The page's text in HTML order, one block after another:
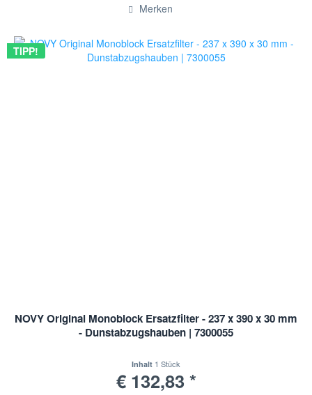
Merken
TIPP!
NOVY Original Monoblock Ersatzfilter - 237 x 390 x 30 mm
- Dunstabzugshauben | 7300055
Inhalt 1 Stück
€ 132,83 *